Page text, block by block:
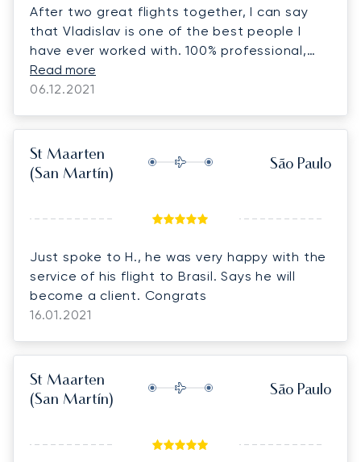
After two great flights together, I can say
that Vladislav is one of the best people I
have ever worked with. 100% professional,
focused and with great charisma. I really
hope we can fly together again.
Read more
06.12.2021
St Maarten
(San Martín)
São Paulo
Just spoke to H., he was very happy with the
service of his flight to Brasil. Says he will
become a client. Congrats
16.01.2021
St Maarten
(San Martín)
São Paulo